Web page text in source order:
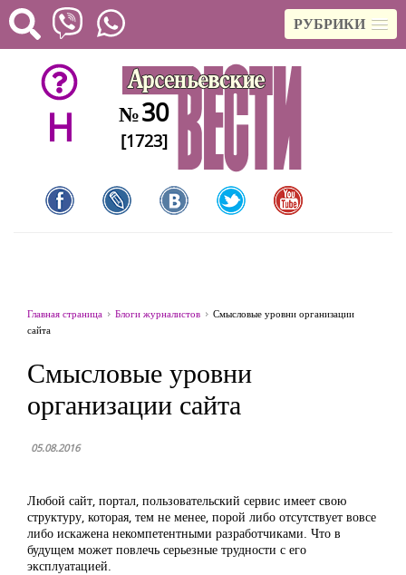
РУБРИКИ
H №30
[1723]
Главная страница Блоги журналистов
Смысловые уровни организации
сайта
Смысловые уровни
организации сайта
05.08.2016
Любой сайт, портал, пользовательский сервис имеет свою
структуру, которая, тем не менее, порой либо отсутствует вовсе
либо искажена некомпетентными разработчиками. Что в
будущем может повлечь серьезные трудности с его
эксплуатацией.